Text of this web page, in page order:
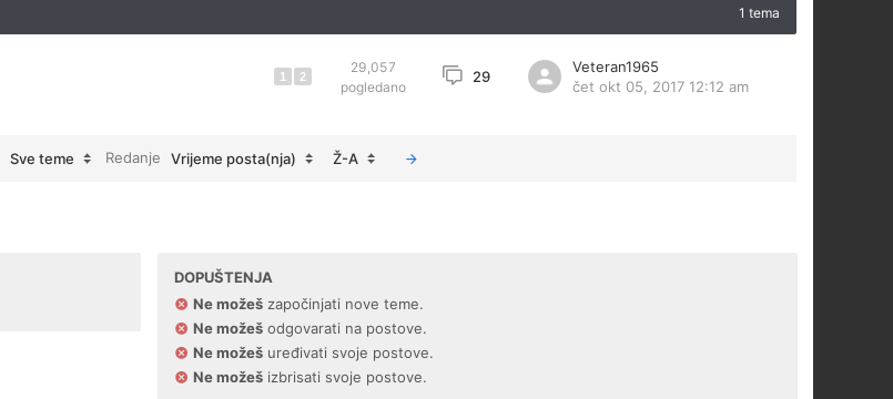
1 tema
1 2
29,057
pogledano
29
Veteran1965
čet okt 05, 2017 12:12 am
Sve teme Redanje Vrijeme posta(nja) Ž-A
DOPUŠTENJA
Ne možešzapočinjati nove teme.
Ne možešodgovarati na postove.
Ne možešuređivati svoje postove.
Ne možešizbrisati svoje postove.